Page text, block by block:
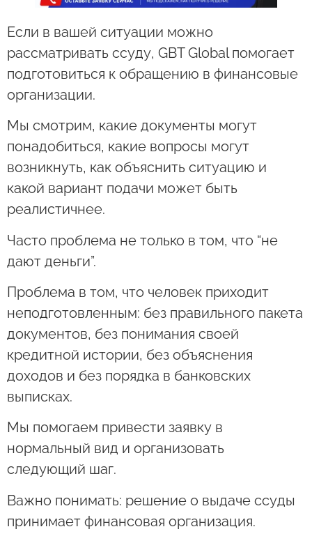
Если в вашей ситуации можно
рассматривать ссуду, GBT Global помогает
подготовиться к обращению в финансовые
организации.
Мы смотрим, какие документы могут
понадобиться, какие вопросы могут
возникнуть, как объяснить ситуацию и
какой вариант подачи может быть
реалистичнее.
Часто проблема не только в том, что “не
дают деньги”.
Проблема в том, что человек приходит
неподготовленным: без правильного пакета
документов, без понимания своей
кредитной истории, без объяснения
доходов и без порядка в банковских
выписках.
Мы помогаем привести заявку в
нормальный вид и организовать
следующий шаг.
Важно понимать: решение о выдаче ссуды
принимает финансовая организация.